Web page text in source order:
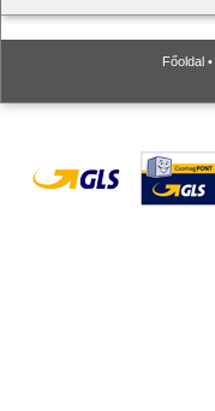
Főoldal •